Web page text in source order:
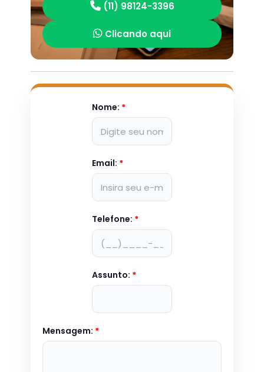
(11) 98124-3396
Clicando aqui
Nome: *
Email: *
Telefone: *
Assunto: *
Mensagem: *